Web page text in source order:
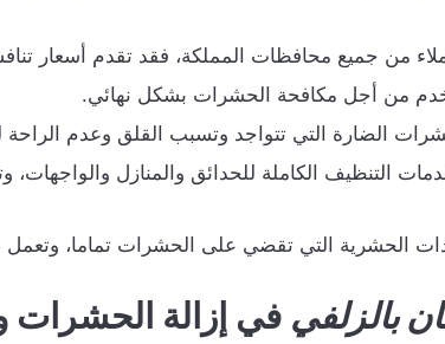
من جميع محافظات المملكة، فقد تقدم أسعار
من أجل مكافحة الحشرات بشكل نهائي.
الضارة التي تتواجد وتسبب القلق وعدم الراحة
التنظيف الكاملة للحدائق والمنازل
الحشرية التي تقضي على الحشرات تماما، وتعمل
بالزلفي في إزالة الحشرات